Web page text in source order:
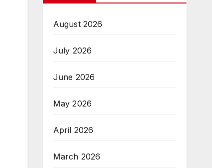
August 2026
July 2026
June 2026
May 2026
April 2026
March 2026